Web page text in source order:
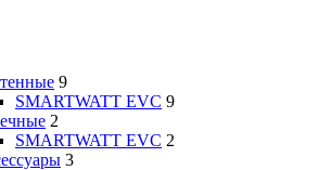
9
SMARTWATT EVC 9
2
SMARTWATT EVC 2
3